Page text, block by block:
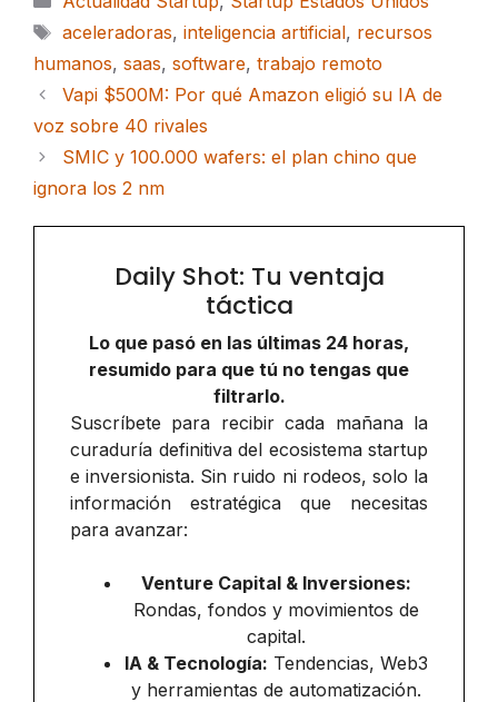
Etiquetas
aceleradoras, inteligencia artificial, recursos
humanos, saas, software, trabajo remoto
Vapi $500M: Por qué Amazon eligió su IA de
voz sobre 40 rivales
SMIC y 100.000 wafers: el plan chino que
ignora los 2 nm
Daily Shot: Tu ventaja
táctica
Lo que pasó en las últimas 24 horas,
resumido para que tú no tengas que
filtrarlo.
Suscríbete para recibir cada mañana la
curaduría definitiva del ecosistema startup
e inversionista. Sin ruido ni rodeos, solo la
información estratégica que necesitas
para avanzar:
Venture Capital & Inversiones:
Rondas, fondos y movimientos de
capital.
IA & Tecnología: Tendencias, Web3
y herramientas de automatización.